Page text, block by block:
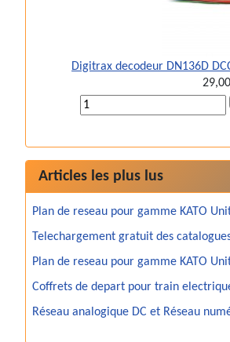
Digitrax decodeur DN136D
Articles les plus lus
Plan de reseau pour gamme KATO
Telechargement gratuit des
Plan de reseau pour gamme KATO
Coffrets de depart pour train
Réseau analogique DC et Réseau